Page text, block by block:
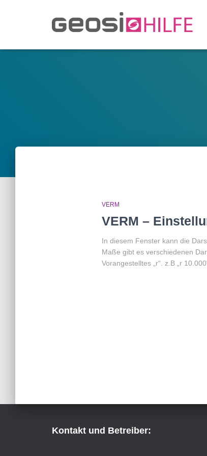
VERM
VERM –
In diesem Fenster kann die
Maße gibt es verschiedenen
Vorangestelltes „r“. z.B „r
Kontakt und Betreiber: